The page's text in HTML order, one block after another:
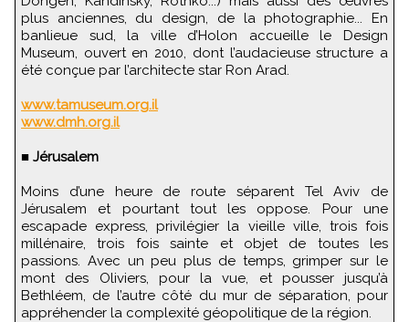
plus anciennes, du design, de la photographie... En
banlieue sud, la ville d’Holon accueille le Design
Museum, ouvert en 2010, dont l’audacieuse structure a
été conçue par l’architecte star Ron Arad.
www.tamuseum.org.il
www.dmh.org.il
■ Jérusalem
Moins d’une heure de route séparent Tel Aviv de
Jérusalem et pourtant tout les oppose. Pour une
escapade express, privilégier la vieille ville, trois fois
millénaire, trois fois sainte et objet de toutes les
passions. Avec un peu plus de temps, grimper sur le
mont des Oliviers, pour la vue, et pousser jusqu’à
Bethléem, de l’autre côté du mur de séparation, pour
appréhender la complexité géopolitique de la région.